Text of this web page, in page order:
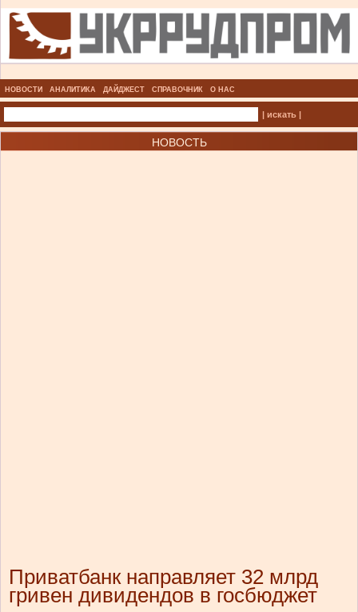
НОВОСТИ АНАЛИТИКА ДАЙДЖЕСТ СПРАВОЧНИК О НАС
| искать |
НОВОСТЬ
Приватбанк направляет 32 млрд
гривен дивидендов в госбюджет